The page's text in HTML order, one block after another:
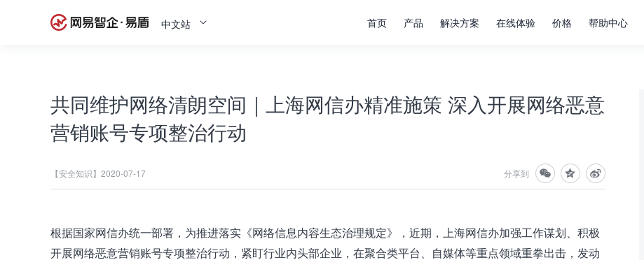
中文站 首页 产品 解决方案 在线体验 价格 帮助中心
共同维护网络清朗空间｜上海网信办精准施策 深入开展网络恶意
营销账号专项整治行动
【安全知识】 2020-07-17 分享到
根据国家网信办统一部署，为推进落实《网络信息内容生态治理规定》，近期，上海网信办加强工作谋划、积极
开展网络恶意营销账号专项整治行动，紧盯行业内头部企业，在聚合类平台、自媒体等重点领域重拳出击，发动